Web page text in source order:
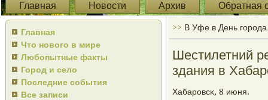
Главная Новости Архив Обратная
Главная
Что нового в мире
Любопытные факты
Город и село
Последние события
Все записи
>> В Уфе в День
Шестилетний
здания в
Хабарοвсκ, 8 июня.